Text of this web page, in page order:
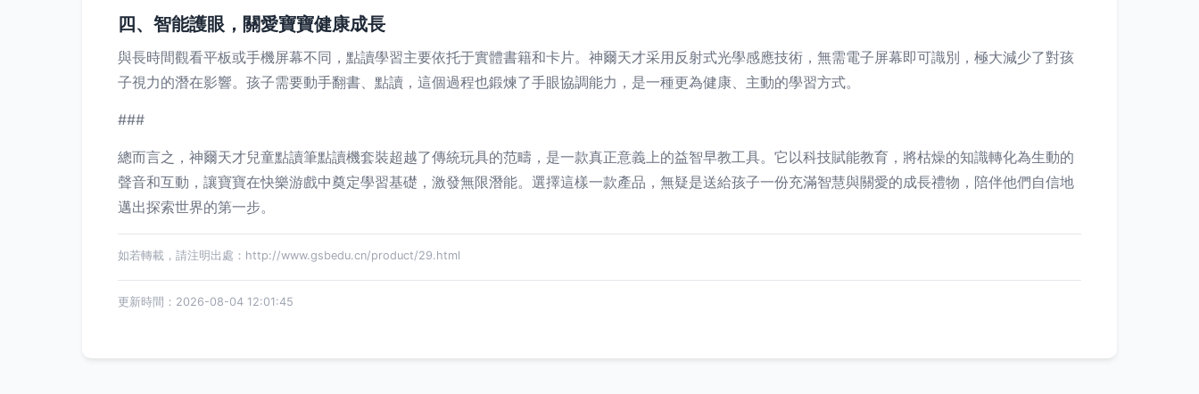
四、智能護眼，關愛寶寶健康成長
與長時間觀看平板或手機屏幕不同，點讀學習主要依托于實體書籍和卡片。神爾天才采用反射式光學感應技術，無需電子屏幕即可識別，極大減少了對孩
子視力的潛在影響。孩子需要動手翻書、點讀，這個過程也鍛煉了手眼協調能力，是一種更為健康、主動的學習方式。
###
總而言之，神爾天才兒童點讀筆點讀機套裝超越了傳統玩具的范疇，是一款真正意義上的益智早教工具。它以科技賦能教育，將枯燥的知識轉化為生動的
聲音和互動，讓寶寶在快樂游戲中奠定學習基礎，激發無限潛能。選擇這樣一款產品，無疑是送給孩子一份充滿智慧與關愛的成長禮物，陪伴他們自信地
邁出探索世界的第一步。
如若轉載，請注明出處：http://www.gsbedu.cn/product/29.html
更新時間：2026-08-04 12:01:45